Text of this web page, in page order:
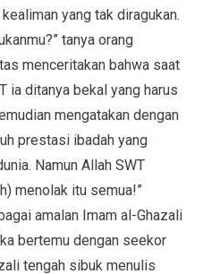
yang tak diragukan.
tanya orang
menceritakan bahwa saat
ia ditanya bekal yang harus
mengatakan dengan
prestasi ibadah yang
Namun Allah SWT
menolak itu semua!”
amalan Imam al-Ghazali
bertemu dengan seekor
tengah sibuk menulis